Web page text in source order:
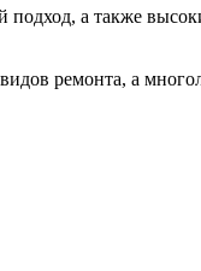
а также
ремонта, а